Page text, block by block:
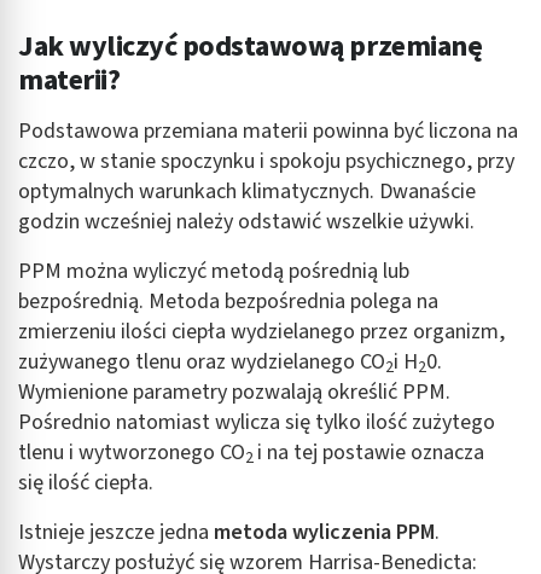
Jak wyliczyć podstawową przemianę
materii?
Podstawowa przemiana materii powinna być liczona na
czczo, w stanie spoczynku i spokoju psychicznego, przy
optymalnych warunkach klimatycznych. Dwanaście
godzin wcześniej należy odstawić wszelkie używki.
PPM można wyliczyć metodą pośrednią lub
bezpośrednią. Metoda bezpośrednia polega na
zmierzeniu ilości ciepła wydzielanego przez organizm,
zużywanego tlenu oraz wydzielanego CO2i H20.
Wymienione parametry pozwalają określić PPM.
Pośrednio natomiast wylicza się tylko ilość zużytego
tlenu i wytworzonego CO2 i na tej postawie oznacza
się ilość ciepła.
Istnieje jeszcze jedna metoda wyliczenia PPM.
Wystarczy posłużyć się wzorem Harrisa-Benedicta: